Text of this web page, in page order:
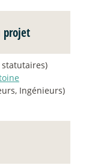
projet
Ingénieurs)